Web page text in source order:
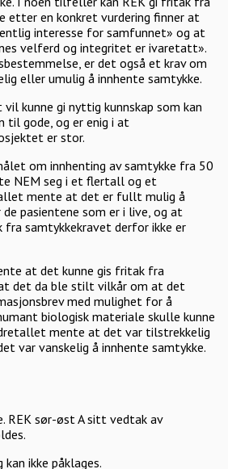
etter en konkret vurdering finner at
interesse for samfunnet» og at
velferd og integritet er ivaretatt».
er det også et krav om
eller umulig å innhente samtykke.
kunne gi nyttig kunnskap som kan
til gode, og er enig i at
er stor.
om innhenting av samtykke fra 50
NEM seg i et flertall og et
mente at det er fullt mulig å
pasientene som er i live, og at
samtykkekravet derfor ikke er
at det kunne gis fritak fra
det da ble stilt vilkår om at det
med mulighet for å
biologisk materiale skulle kunne
mente at det var tilstrekkelig
var vanskelig å innhente samtykke.
REK sør-øst A sitt vedtak av
ikke påklages.